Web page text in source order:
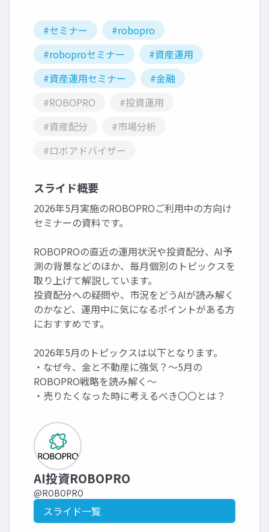
#セミナー
#robopro
#roboproセミナー
#資産運用
#資産運用セミナー
#金融
#ROBOPRO
#投資運用
#資産配分
#市場分析
#ロボアドバイザー
スライド概要
2026年5月実施のROBOPROご利用中の方向け
セミナーの資料です。
ROBOPROの直近の運用状況や投資配分、AI予
測の背景などのほか、毎月個別のトピックスを
取り上げて解説しています。
投資配分への疑問や、市況をどうAIが読み解く
のかなど、運用中に気になるポイントがある方
におすすめです。
2026年5月のトピックスは以下となります。
・なぜ今、金と不動産に強気？～5月の
ROBOPRO戦略を読み解く～
・売りたくなった時に考えるべき〇〇とは？
AI投資ROBOPRO
@ROBOPRO
スライド一覧